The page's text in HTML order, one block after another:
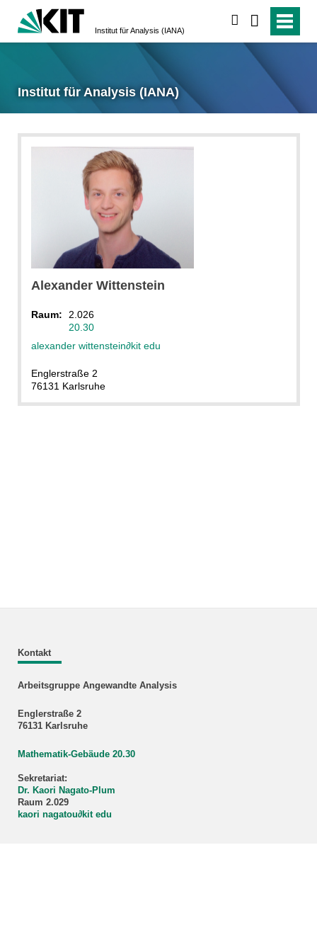
Institut für Analysis (IANA)
Institut für Analysis (IANA)
Alexander Wittenstein
Raum:
2.026
20.30
alexander wittenstein∂kit edu
Englerstraße 2
76131 Karlsruhe
Kontakt
Arbeitsgruppe Angewandte Analysis
Englerstraße 2
76131 Karlsruhe
Mathematik-Gebäude 20.30
Sekretariat:
Dr. Kaori Nagato-Plum
Raum 2.029
kaori nagatou∂kit edu